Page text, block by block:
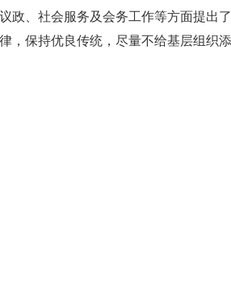
政、社会服务及会务工作等方面提出了
，保持优良传统，尽量不给基层组织